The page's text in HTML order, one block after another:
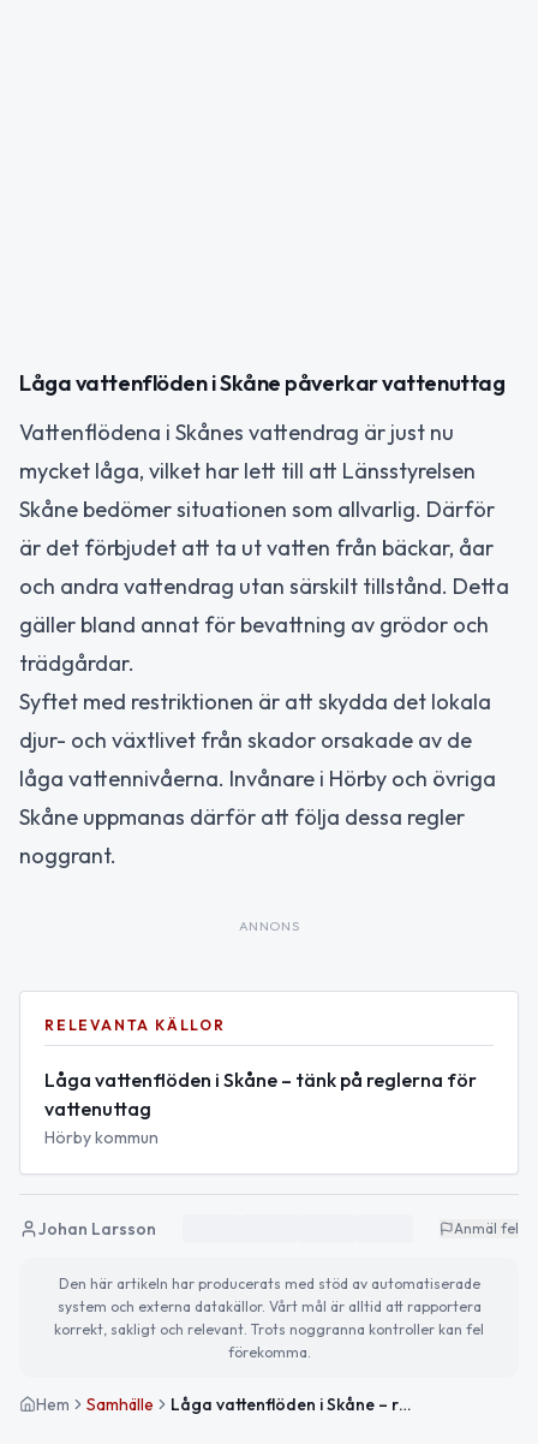
Låga vattenflöden i Skåne påverkar vattenuttag
Vattenflödena i Skånes vattendrag är just nu
mycket låga, vilket har lett till att Länsstyrelsen
Skåne bedömer situationen som allvarlig. Därför
är det förbjudet att ta ut vatten från bäckar, åar
och andra vattendrag utan särskilt tillstånd. Detta
gäller bland annat för bevattning av grödor och
trädgårdar.
Syftet med restriktionen är att skydda det lokala
djur- och växtlivet från skador orsakade av de
låga vattennivåerna. Invånare i Hörby och övriga
Skåne uppmanas därför att följa dessa regler
noggrant.
ANNONS
RELEVANTA KÄLLOR
Låga vattenflöden i Skåne – tänk på reglerna för
vattenuttag
Hörby kommun
Johan Larsson Anmäl fel
Den här artikeln har producerats med stöd av automatiserade
system och externa datakällor. Vårt mål är alltid att rapportera
korrekt, sakligt och relevant. Trots noggranna kontroller kan fel
förekomma.
Hem Samhälle Låga vattenflöden i Skåne – restriktioner för vattenuttag